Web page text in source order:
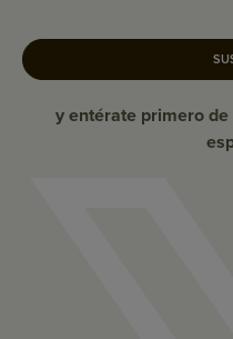
y entérate primero